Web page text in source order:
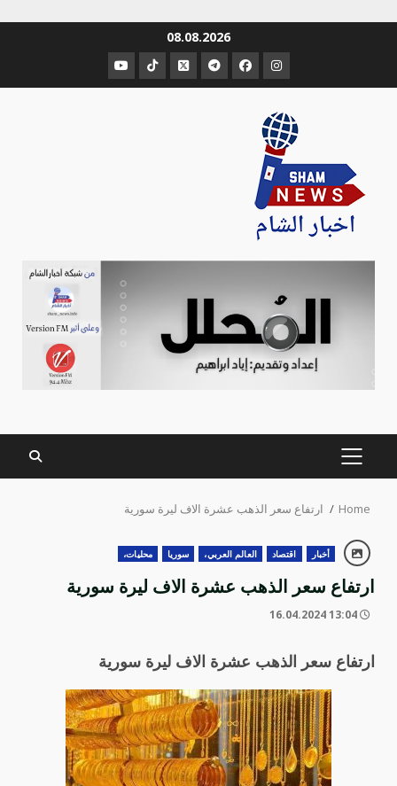
08.08.2026
عنصر
القائمة
عنصر
القائمة
عنصر
القائمة
عنصر
القائمة
عنصر
القائمة
عنصر
القائمة
PRIMARY
MENU
Home ارتفاع سعر الذهب عشرة الاف ليرة سورية
أخبار اقتصاد العالم العربي، سوريا محليات،
ارتفاع سعر الذهب عشرة الاف ليرة سورية
ارتفاع سعر الذهب عشرة الاف ليرة سورية